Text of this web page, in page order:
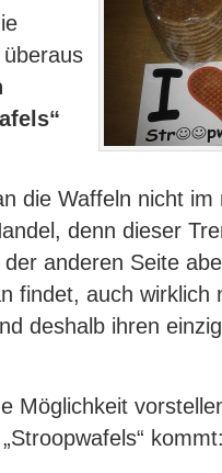
die Waffeln nicht
denn dieser
anderen Seite
findet, auch wirklich
deshalb ihren
Möglichkeit